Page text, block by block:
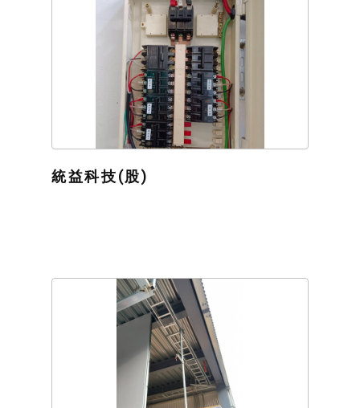
統益科技(股)